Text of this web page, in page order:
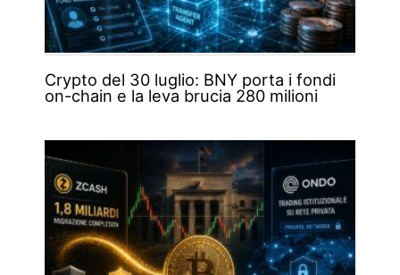
Crypto del 30 luglio: BNY porta i fondi
on-chain e la leva brucia 280 milioni